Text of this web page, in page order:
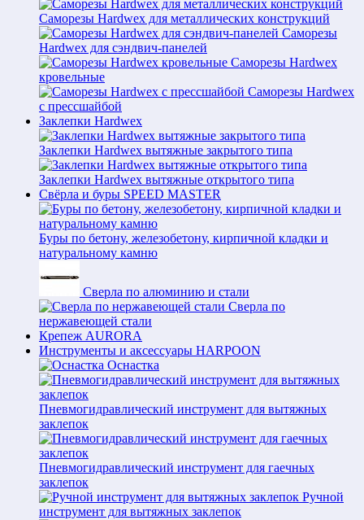
Саморезы Hardwex для металлических конструкций
Саморезы
Hardwex для сэндвич-панелей
Саморезы Hardwex
кровельные
Саморезы Hardwex
с прессшайбой
Заклепки Hardwex
Заклепки Hardwex вытяжные закрытого типа
Заклепки Hardwex вытяжные открытого типа
Свёрла и буры SPEED MASTER
Буры по бетону, железобетону, кирпичной кладки и
натуральному камню
Сверла по алюминию и стали
Сверла по
нержавеющей стали
Крепеж AURORA
Инструменты и аксессуары HARPOON
Оснастка
Пневмогидравлический инструмент для вытяжных
заклепок
Пневмогидравлический инструмент для гаечных
заклепок
Ручной
инструмент для вытяжных заклепок